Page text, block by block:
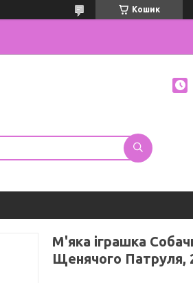
Кошик
М'яка іграшка
Щенячого Патруля,